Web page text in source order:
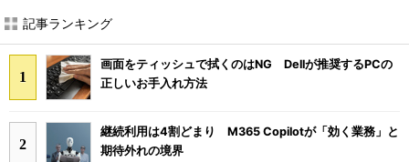
記事ランキング
画面をティッシュで拭くのはNG Dellが推奨するPCの
正しいお手入れ方法
継続利用は4割どまり M365 Copilotが「効く業務」と
期待外れの境界